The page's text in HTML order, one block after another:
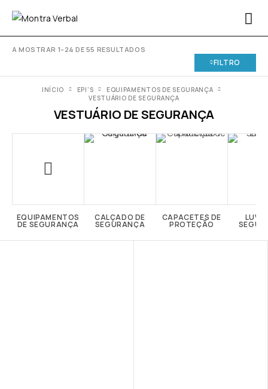
A MOSTRAR 1–24 DE 55 RESULTADOS
FILTRO
VESTUÁRIO DE SEGURANÇA
INÍCIO EPI’S
EQUIPAMENTOS DE SEGURANÇA
VESTUÁRIO DE SEGURANÇA
EQUIPAMENTOS
DE SEGURANÇA
CALÇADO DE
SEGURANÇA
CAPACETES DE
PROTEÇÃO